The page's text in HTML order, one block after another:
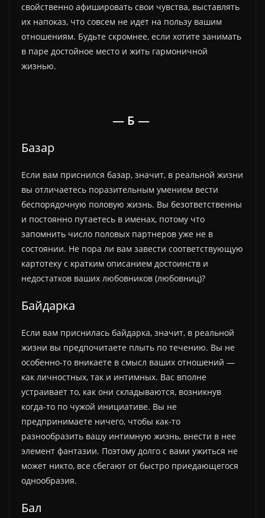
свойственно афишировать свои чувства, выставлять
их напоказ, что совсем не идет на пользу вашим
отношениям. Будьте скромнее, если хотите занимать
в паре достойное место и жить гармоничной
жизнью.
— Б —
Базар
Если вам приснился базар, значит, в реальной жизни
вы отличаетесь поразительным умением вести
беспорядочную половую жизнь. Вы безответственны
и постоянно путаетесь в именах, потому что
запомнить число половых партнеров уже не в
состоянии. Не пора ли вам завести соответствующую
картотеку с кратким описанием достоинств и
недостатков ваших любовников (любовниц)?
Байдарка
Если вам приснилась байдарка, значит, в реальной
жизни вы предпочитаете плыть по течению. Вы не
особенно-то вникаете в смысл ваших отношений —
как личностных, так и интимных. Вас вполне
устраивает то, как они складываются, возникнув
когда-то по чужой инициативе. Вы не
предпринимаете ничего, чтобы как-то
разнообразить вашу интимную жизнь, внести в нее
элемент фантазии. Поэтому долго с вами ужиться не
может никто, все сбегают от быстро приедающегося
однообразия.
Бал